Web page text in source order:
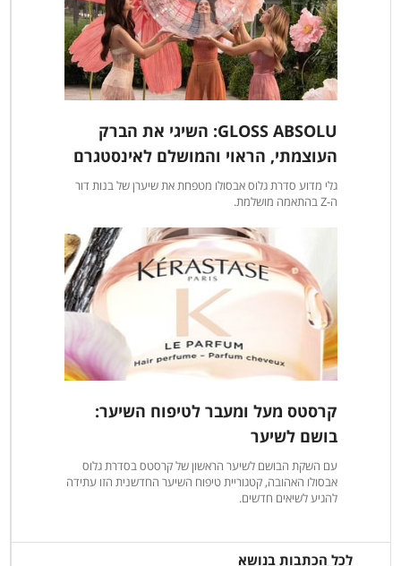
GLOSS ABSOLU: השיגי את הברק
העוצמתי, הראוי והמושלם לאינסטגרם
גלי מדוע סדרת גלוס אבסולו מטפחת את שיערן של בנות דור
ה-Z בהתאמה מושלמת.
קרסטס מעל ומעבר לטיפוח השיער:
בושם לשיער
עם השקת הבושם לשיער הראשון של קרסטס בסדרת גלוס
אבסולו האהובה, קטגוריית טיפוח השיער החדשנית הזו עתידה
להגיע לשיאים חדשים.
לכל הכתבות בנושא